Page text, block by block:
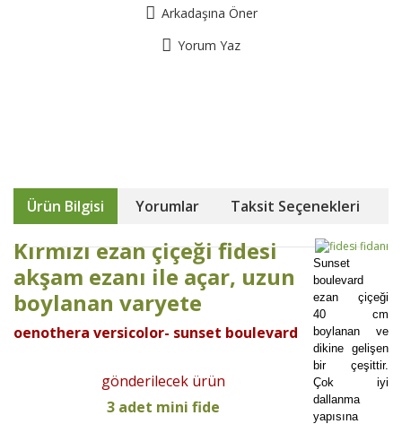
Arkadaşına Öner
Yorum Yaz
Ürün Bilgisi Yorumlar Taksit Seçenekleri
Kırmızı ezan çiçeği fidesi
akşam ezanı ile açar, uzun
boylanan varyete
oenothera versicolor- sunset boulevard
gönderilecek ürün
3 adet mini fide
Sunset
boulevard
ezan çiçeği
40 cm
boylanan ve
dikine gelişen
bir çeşittir.
Çok iyi
dallanma
yapısına